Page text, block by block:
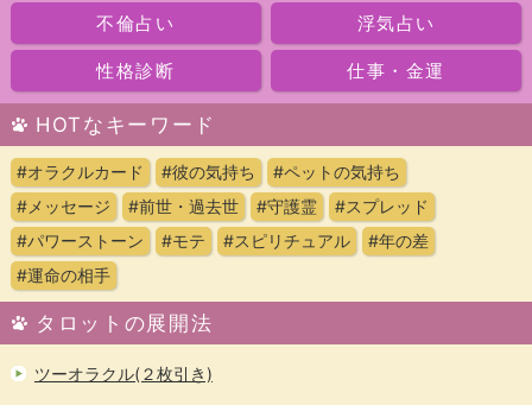
不倫占い 浮気占い
性格診断 仕事・金運
HOTなキーワード
#オラクルカード #彼の気持ち
#ペットの気持ち
#メッセージ
#前世・過去世 #守護霊
#スプレッド
#パワーストーン
#モテ #スピリチュアル
#年の差
#運命の相手
タロットの展開法
ツーオラクル(２枚引き)